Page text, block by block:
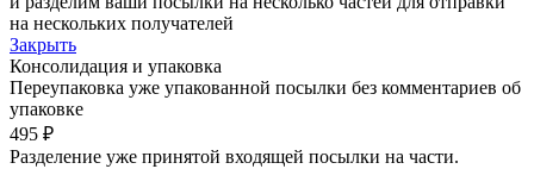
на нескольких получателей
Закрыть
Консолидация и упаковка
Переупаковка уже упакованной посылки без комментариев об
упаковке
495 ₽
Разделение уже принятой входящей посылки на части.